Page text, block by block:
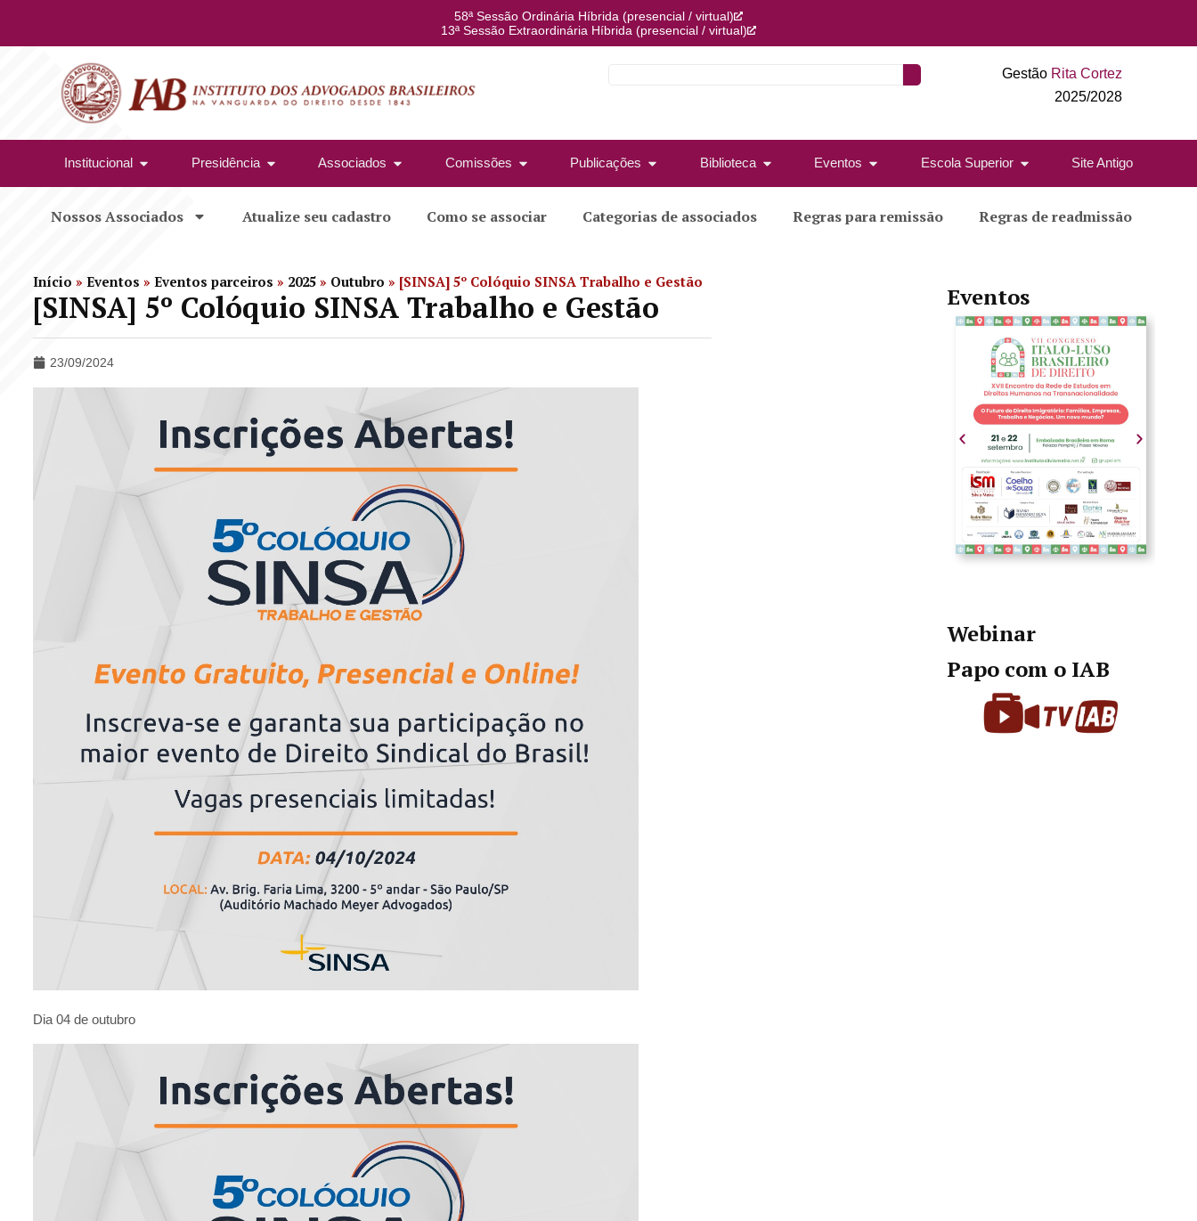
58ª Sessão Ordinária Híbrida (presencial / virtual)
13ª Sessão Extraordinária Híbrida (presencial / virtual)
Gestão Rita Cortez
2025/2028
Institucional Presidência Associados Comissões Publicações Biblioteca Eventos Escola Superior Site Antigo
Nossos Associados Atualize seu cadastro Como se associar Categorias de associados Regras para remissão Regras de readmissão
Início » Eventos » Eventos parceiros » 2025 » Outubro » [SINSA] 5º Colóquio SINSA Trabalho e Gestão
[SINSA] 5º Colóquio SINSA Trabalho e Gestão
23/09/2024
Dia 04 de outubro
Eventos
Webinar
Papo com o IAB